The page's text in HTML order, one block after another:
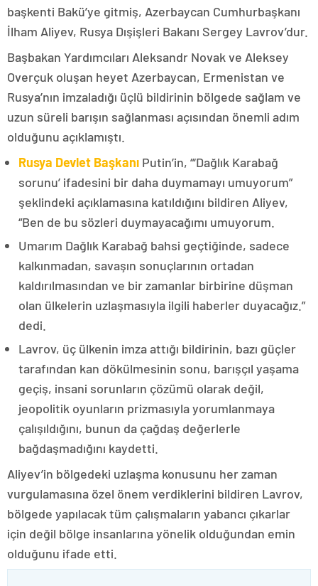
başkenti Bakü’ye gitmiş, Azerbaycan Cumhurbaşkanı
İlham Aliyev, Rusya Dışişleri Bakanı Sergey Lavrov’dur.
Başbakan Yardımcıları Aleksandr Novak ve Aleksey
Overçuk oluşan heyet Azerbaycan, Ermenistan ve
Rusya’nın imzaladığı üçlü bildirinin bölgede sağlam ve
uzun süreli barışın sağlanması açısından önemli adım
olduğunu açıklamıştı.
Rusya Devlet Başkanı Putin’in, “‘Dağlık Karabağ
sorunu’ ifadesini bir daha duymamayı umuyorum”
şeklindeki açıklamasına katıldığını bildiren Aliyev,
“Ben de bu sözleri duymayacağımı umuyorum.
Umarım Dağlık Karabağ bahsi geçtiğinde, sadece
kalkınmadan, savaşın sonuçlarının ortadan
kaldırılmasından ve bir zamanlar birbirine düşman
olan ülkelerin uzlaşmasıyla ilgili haberler duyacağız.”
dedi.
Lavrov, üç ülkenin imza attığı bildirinin, bazı güçler
tarafından kan dökülmesinin sonu, barışçıl yaşama
geçiş, insani sorunların çözümü olarak değil,
jeopolitik oyunların prizmasıyla yorumlanmaya
çalışıldığını, bunun da çağdaş değerlerle
bağdaşmadığını kaydetti.
Aliyev’in bölgedeki uzlaşma konusunu her zaman
vurgulamasına özel önem verdiklerini bildiren Lavrov,
bölgede yapılacak tüm çalışmaların yabancı çıkarlar
için değil bölge insanlarına yönelik olduğundan emin
olduğunu ifade etti.